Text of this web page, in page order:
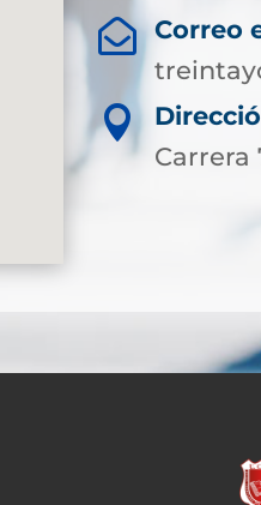

Correo

Carrera